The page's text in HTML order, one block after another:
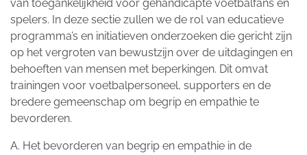
van toegankelijkheid voor gehandicapte voetbalfans en
spelers. In deze sectie zullen we de rol van educatieve
programma’s en initiatieven onderzoeken die gericht zijn
op het vergroten van bewustzijn over de uitdagingen en
behoeften van mensen met beperkingen. Dit omvat
trainingen voor voetbalpersoneel, supporters en de
bredere gemeenschap om begrip en empathie te
bevorderen.
A. Het bevorderen van begrip en empathie in de